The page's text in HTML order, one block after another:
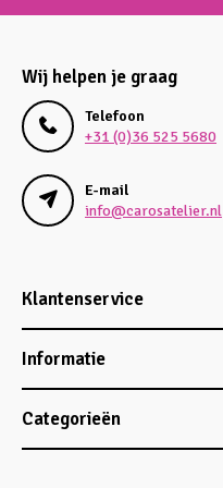
Wij helpen je graag
Telefoon
+31 (0)36 525 5680
E-mail
info@carosatelier.nl
Klantenservice
Informatie
Categorieën